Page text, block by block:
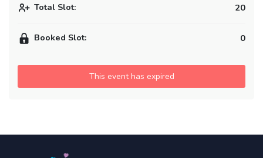
Total Slot: 20
Booked Slot: 0
This event has expired